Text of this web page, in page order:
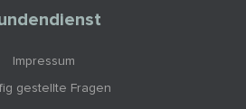
Impressum
gestellte Fragen